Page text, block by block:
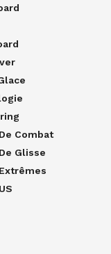
Combat
Glisse